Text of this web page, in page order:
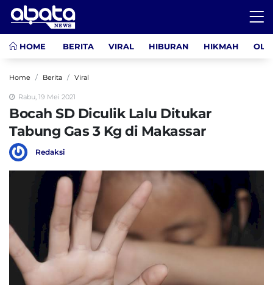
HOME BERITA VIRAL HIBURAN HIKMAH
Home Berita Viral
Rabu, 19 Mei 2021
Bocah SD Diculik Lalu Ditukar
Tabung Gas 3 Kg di Makassar
Redaksi